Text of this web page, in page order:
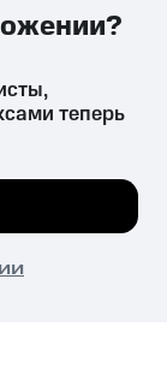
вред здоровью,
теперь